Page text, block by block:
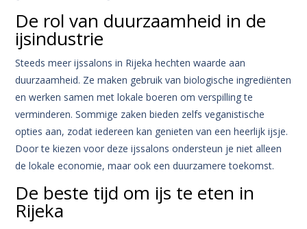
De rol van duurzaamheid in de
ijsindustrie
Steeds meer ijssalons in Rijeka hechten waarde aan
duurzaamheid. Ze maken gebruik van biologische ingrediënten
en werken samen met lokale boeren om verspilling te
verminderen. Sommige zaken bieden zelfs veganistische
opties aan, zodat iedereen kan genieten van een heerlijk ijsje.
Door te kiezen voor deze ijssalons ondersteun je niet alleen
de lokale economie, maar ook een duurzamere toekomst.
De beste tijd om ijs te eten in
Rijeka